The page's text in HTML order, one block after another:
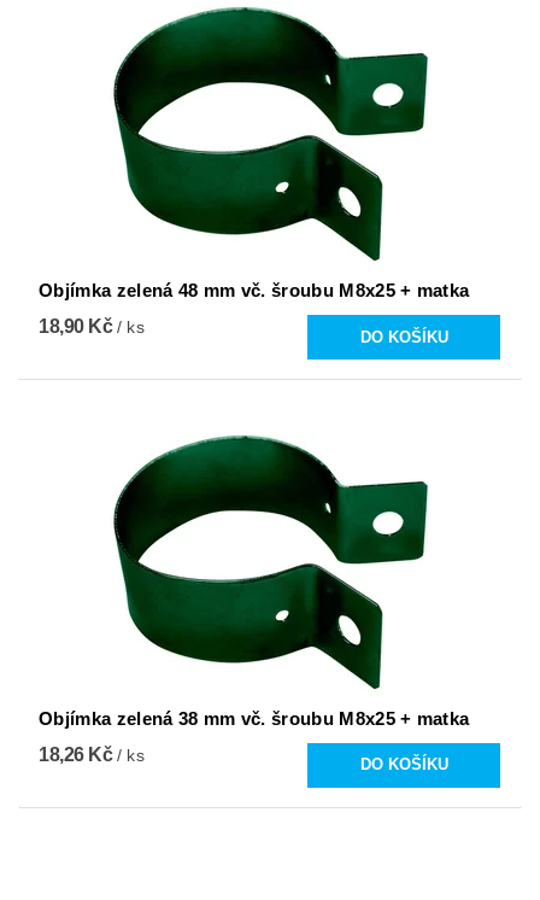
Objímka zelená 48 mm vč. šroubu M8x25 + matka
18,90 Kč/ ks
Objímka zelená 38 mm vč. šroubu M8x25 + matka
18,26 Kč/ ks